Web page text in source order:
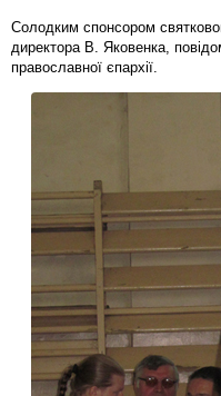
Солодким спонсором
директора В. Яковенка,
православної єпархії.